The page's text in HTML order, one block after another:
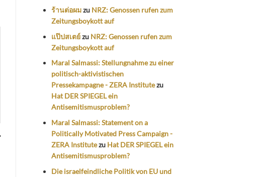
ร้านต่อผมzu NRZ: Genossen rufen zum
Zeitungsboykott auf
แป๊ปสเตย์zu NRZ: Genossen rufen zum
Zeitungsboykott auf
Maral Salmassi: Stellungnahme zu einer
politisch-aktivistischen
Pressekampagne - ZERA Institutezu
Hat DER SPIEGEL ein
Antisemitismusproblem?
Maral Salmassi: Statement on a
Politically Motivated Press Campaign -
ZERA Institutezu Hat DER SPIEGEL ein
Antisemitismusproblem?
Die israelfeindliche Politik von EU und